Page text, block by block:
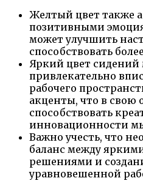
Желтый цвет также
позитивными
может улучшить
способствовать
Яркий цвет сидений
привлекательно
рабочего
акценты, что в свою
способствовать
инновационности
Важно учесть, что
баланс между
решениями и
уравновешенной